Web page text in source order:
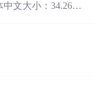
中文大小：34.26M
「软件目录」！